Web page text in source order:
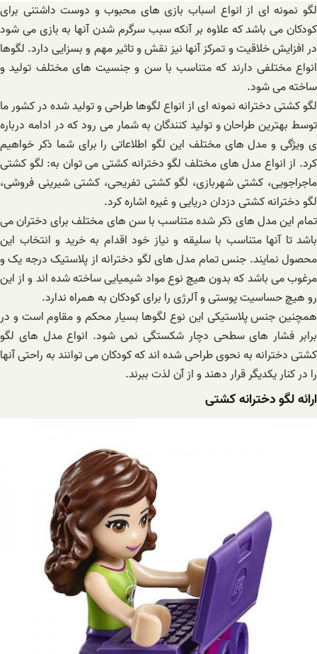
لگو نمونه ای از انواع اسباب بازی های محبوب و دوست داشتنی برای
کودکان می باشد که علاوه بر آنکه سبب سرگرم شدن آنها به بازی می شود
در افزایش خلاقیت و تمرکز آنها نیز نقش و تاثیر مهم و بسزایی دارد. لگوها
انواع مختلفی دارند که متناسب با سن و جنسیت های مختلف تولید و
ساخته می شود.
لگو کشتی دخترانه نمونه ای از انواع لگوها طراحی و تولید شده در کشور ما
توسط بهترین طراحان و تولید کنندگان به شمار می رود که در ادامه درباره
ی ویژگی و مدل های مختلف این لگو اطلاعاتی را برای شما ذکر خواهیم
کرد. از انواع مدل های مختلف لگو دخترانه کشتی می توان به: لگو کشتی
ماجراجویی، کشتی شهربازی، لگو کشتی تفریحی، کشتی شیرینی فروشی،
لگو دخترانه کشتی دزدان دریایی و غیره اشاره کرد.
تمام این مدل های ذکر شده متناسب با سن های مختلف برای دختران می
باشد تا آنها متناسب با سلیقه و نیاز خود اقدام به خرید و انتخاب این
محصول نمایند. جنس تمام مدل های لگو دخترانه از پلاستیک درجه یک و
مرغوب می باشد که بدون هیچ نوع مواد شیمیایی ساخته شده اند و از این
رو هیچ حساسیت پوستی و آلرژی را برای کودکان به همراه ندارد.
همچنین جنس پلاستیکی این نوع لگوها بسیار محکم و مقاوم است و در
برابر فشار های سطحی دچار شکستگی نمی شود. انواع مدل های لگو
کشتی دخترانه به نحوی طراحی شده اند که کودکان می توانند به راحتی آنها
را در کنار یکدیگر قرار دهند و از آن لذت ببرند.
ارائه لگو دخترانه کشتی